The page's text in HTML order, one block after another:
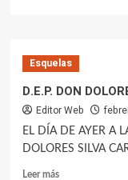
Esquelas
D.E.P. DON
Editor Web
EL DÍA DE AYER A
DOLORES SILVA
Leer más